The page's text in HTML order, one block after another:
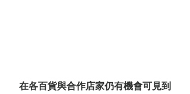
在各百貨與合作店家仍有機會可見到